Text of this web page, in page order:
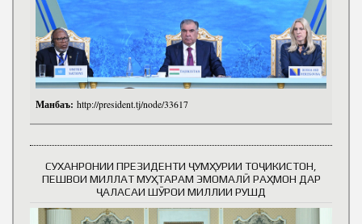
Манбаъ: http://president.tj/node/33617
СУХАНРОНИИ ПРЕЗИДЕНТИ ҶУМҲУРИИ ТОҶИКИСТОН,
ПЕШВОИ МИЛЛАТ МУҲТАРАМ ЭМОМАЛӢ РАҲМОН ДАР
ҶАЛАСАИ ШӮРОИ МИЛЛИИ РУШД